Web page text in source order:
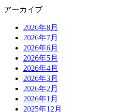
アーカイブ
2026年8月
2026年7月
2026年6月
2026年5月
2026年4月
2026年3月
2026年2月
2026年1月
2025年12月